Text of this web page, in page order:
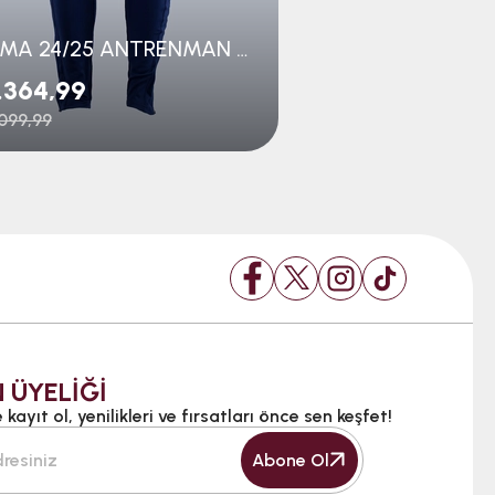
JOMA 24/25 ANTRENMAN PANTOLON GENÇ
ÜYELİĞİ
ol, yenilikleri ve fırsatları önce sen keşfet!
Abone Ol